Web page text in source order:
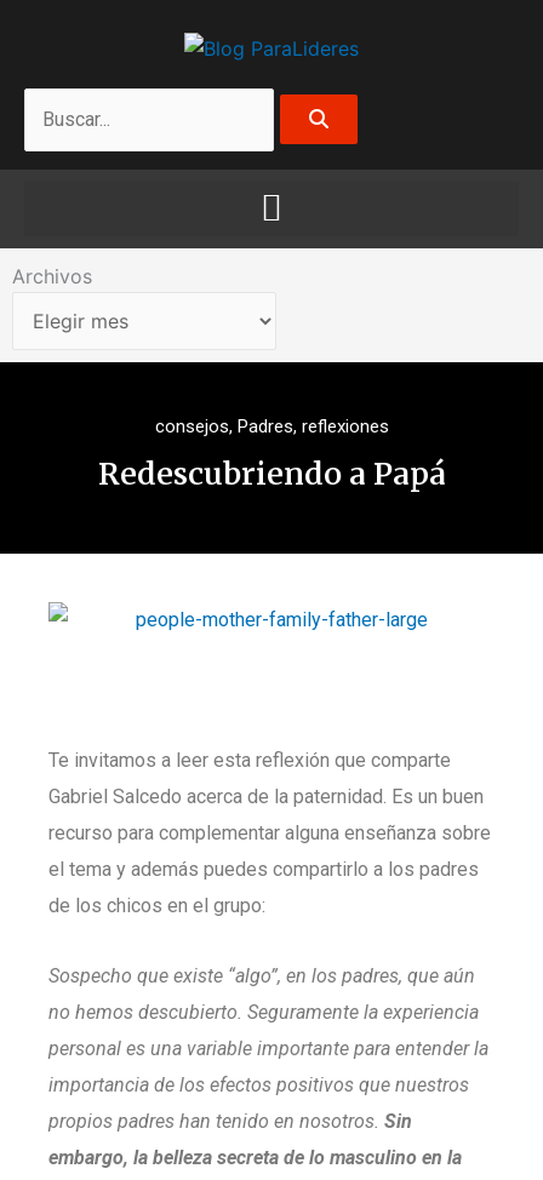
Archivos
Archivos
consejos, Padres, reflexiones
Redescubriendo a Papá
Te invitamos a leer esta reflexión que comparte
Gabriel Salcedo acerca de la paternidad. Es un buen
recurso para complementar alguna enseñanza sobre
el tema y además puedes compartirlo a los padres
de los chicos en el grupo:
Sospecho que existe “algo”, en los padres, que aún
no hemos descubierto. Seguramente la experiencia
personal es una variable importante para entender la
importancia de los efectos positivos que nuestros
propios padres han tenido en nosotros. Sin
embargo, la belleza secreta de lo masculino en la